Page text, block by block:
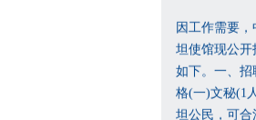
因工作需要
坦使馆现公开
如下。一、
格(一)文秘(1
坦公民，可合